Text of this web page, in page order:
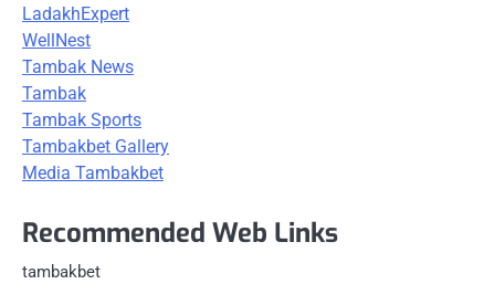
LadakhExpert
WellNest
Tambak News
Tambak
Tambak Sports
Tambakbet Gallery
Media Tambakbet
Recommended Web Links
tambakbet